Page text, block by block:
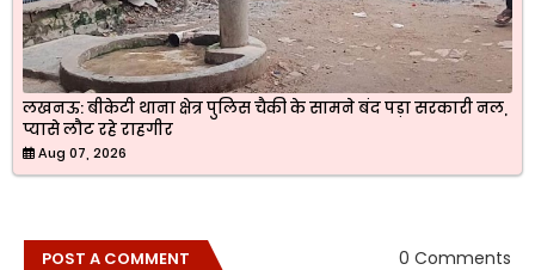
लखनऊ: बीकेटी थाना क्षेत्र पुलिस चैकी के सामने बंद पड़ा सरकारी नल,
प्यासे लौट रहे राहगीर
Aug 07, 2026
POST A COMMENT 0 Comments